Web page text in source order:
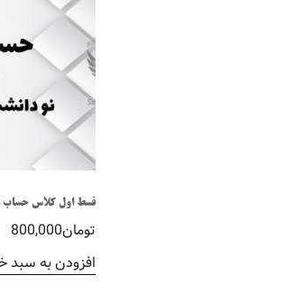
قسط اول کلاس حساب
تومان800,000
افزودن به سبد